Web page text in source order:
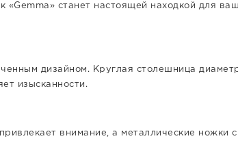
станет настоящей находкой для
дизайном. Круглая столешница
изысканности.
внимание, а металлические